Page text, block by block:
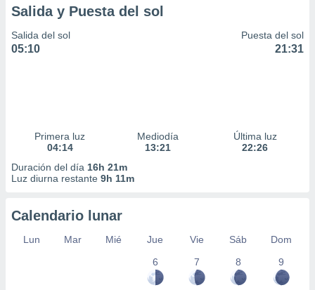
Salida y Puesta del sol
Salida del sol
05:10
Puesta del sol
21:31
Primera luz
04:14
Mediodía
13:21
Última luz
22:26
Duración del día 16h 21m
Luz diurna restante 9h 11m
Calendario lunar
Lun Mar Mié Jue Vie Sáb
Dom
6
7 8 9